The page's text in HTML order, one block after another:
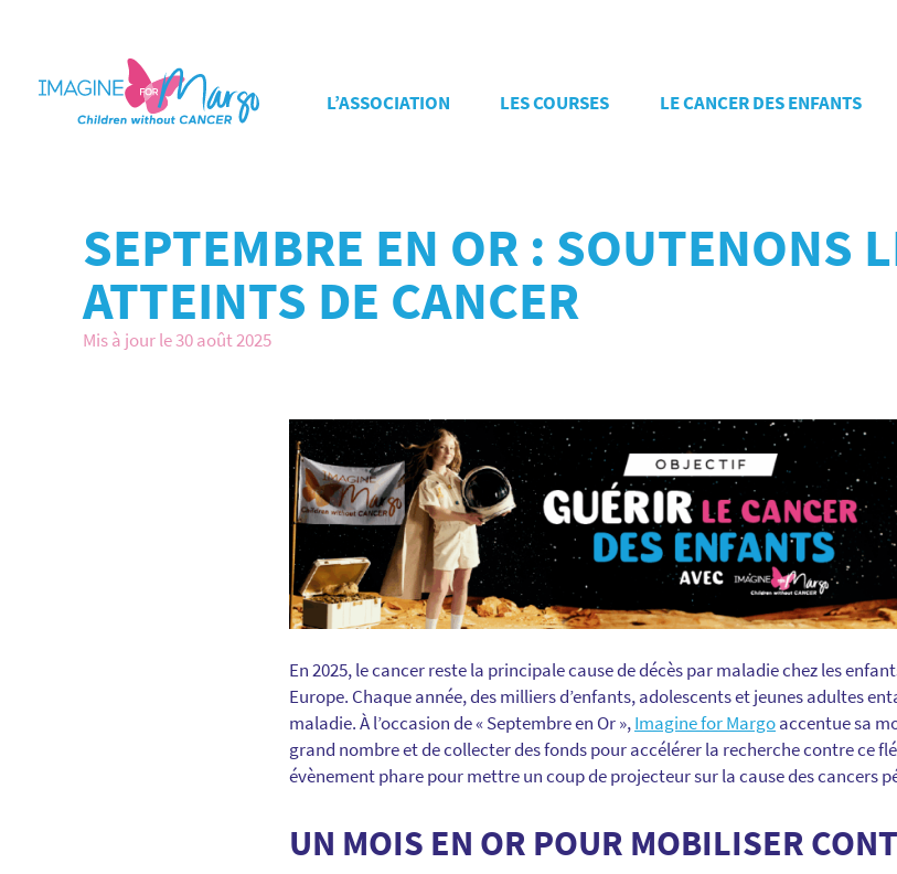
L’ASSOCIATION LES COURSES LE CANCER DES ENFANTS
SEPTEMBRE EN OR : SOUTENONS
ATTEINTS DE CANCER
Mis à jour le 30 août 2025
En 2025, le cancer reste la principale cause de décès par maladie chez les
Europe. Chaque année, des milliers d’enfants, adolescents et jeunes adultes
maladie. À l’occasion de « Septembre en Or »,Imagine for Margoaccentue sa
grand nombre et de collecter des fonds pour accélérer la recherche contre ce
évènement phare pour mettre un coup de projecteur sur la cause des cancers
UN MOIS EN OR POUR MOBILISER